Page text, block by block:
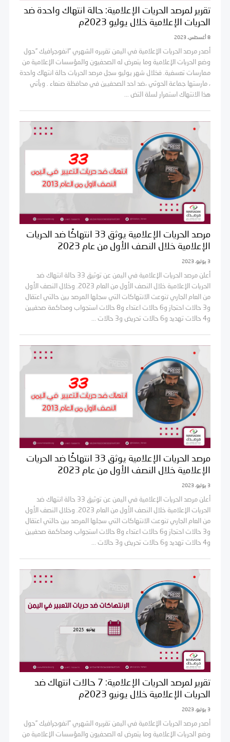
تقرير لمرصد الحريات الإعلامية: حالة انتهاك واحدة ضد
الحريات الإعلامية خلال يوليو 2023م
8 أغسطس، 2023
أصدر مرصد الحريات الإعلامية في اليمن تقريره الشهري ”انفوجرافيك ”حول
وضع الحريات الإعلامية وما يتعرض له الصحفيون والمؤسسات الإعلامية من
ممارسات تعسفية. فخلال شهر يوليو سجل مرصد الحريات حالة انتهاك واحدة
، مارستها جماعة الحوثي ،ضد احد الصحفيين في محافظة صنعاء . ويأتي
هذا الانتهاك استمرار لسلة التض ...
مرصد الحريات الإعلامية يوثق 33 انتهاكًا ضد الحريات
الإعلامية خلال النصف الأول من عام 2023
3 يوليو، 2023
أعلن مرصد الحريات الإعلامية في اليمن عن توثيق 33 حالة انتهاك ضد
الحريات الإعلامية خلال النصف الأول من العام 2023. وخلال النصف الأول
من العام الجاري تنوعت الانتهاكات التي سجلها المرصد بين حالتي اعتقال
و3 حالات احتجاز و6 حالات اعتداء و8 حالات استجواب ومحاكمة صحفيين
و4 حالات تهديد و6 حالات تحريض و3 حالات ...
مرصد الحريات الإعلامية يوثق 33 انتهاكًا ضد الحريات
الإعلامية خلال النصف الأول من عام 2023
3 يوليو، 2023
أعلن مرصد الحريات الإعلامية في اليمن عن توثيق 33 حالة انتهاك ضد
الحريات الإعلامية خلال النصف الأول من العام 2023. وخلال النصف الأول
من العام الجاري تنوعت الانتهاكات التي سجلها المرصد بين حالتي اعتقال
و3 حالات احتجاز و6 حالات اعتداء و8 حالات استجواب ومحاكمة صحفيين
و4 حالات تهديد و6 حالات تحريض و3 حالات ...
تقرير لمرصد الحريات الإعلامية: 7 حالات انتهاك ضد
الحريات الإعلامية خلال يونيو 2023م
3 يوليو، 2023
أصدر مرصد الحريات الإعلامية في اليمن تقريره الشهري ”انفوجرافيك ”حول
وضع الحريات الإعلامية وما يتعرض له الصحفيون والمؤسسات الإعلامية من